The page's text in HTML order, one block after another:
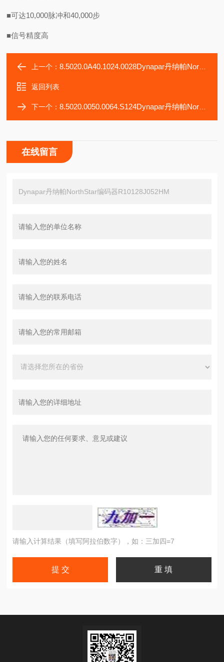
■可达10,000脉冲和40,000步
■信号精度高
上一个：8.5020.0A40.1024.0028Dynapar丹纳帕NorthStar编码器R10128J052HF
返回列表
下一个：8.5020.0050.0064.S124Dynapar丹纳帕NorthStar编码器R10128J052HP
在线留言
请输入计算结果（填写阿拉伯数字），如：三加四=7